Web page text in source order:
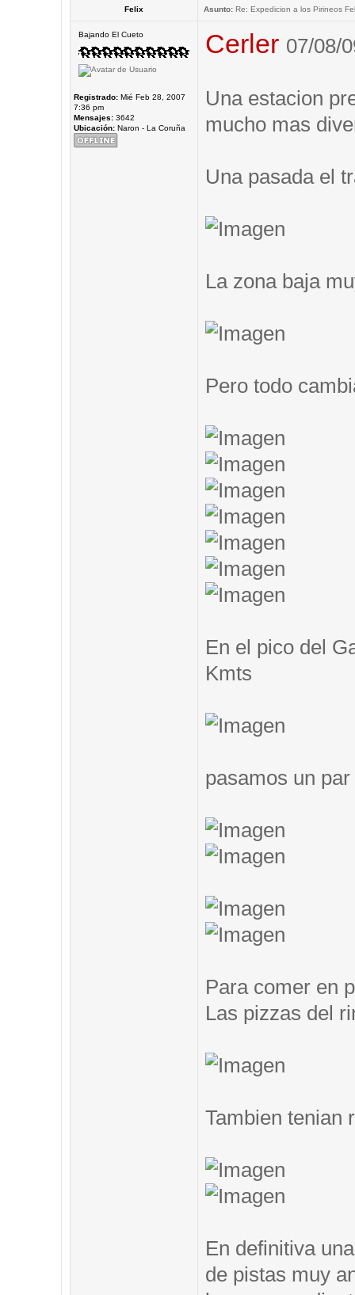
Felix Asunto:Re: Expedicion a los Pirineos
Bajando El Cueto
Registrado:Mié Feb 28, 2007
7:36 pm
Mensajes:3642
Ubicación:Naron - La Coruña
Cerler 07/08/
Una estacion
mucho mas
Una pasada el
La zona baja
Pero todo
En el pico del
Kmts
pasamos un
Para comer en
Las pizzas del
Tambien tenian
En definitiva
de pistas muy